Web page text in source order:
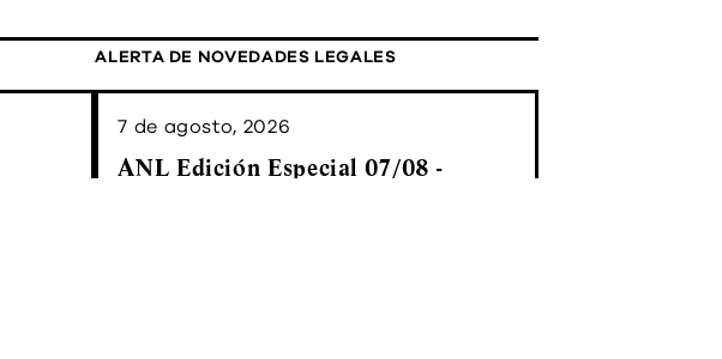
ALERTA DE NOVEDADES LEGALES
7 de agosto, 2026
ANL Edición Especial 07/08 -